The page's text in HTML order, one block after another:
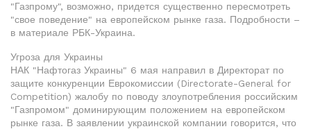
"Газпрому", возможно, придется существенно пересмотреть
"свое поведение" на европейском рынке газа. Подробности –
в материале РБК-Украина.
Угроза для Украины
НАК "Нафтогаз Украины" 6 мая направил в Директорат по
защите конкуренции Еврокомиссии (Directorate-General for
Competition) жалобу по поводу злоупотребления российским
"Газпромом" доминирующим положением на европейском
рынке газа. В заявлении украинской компании говорится, что